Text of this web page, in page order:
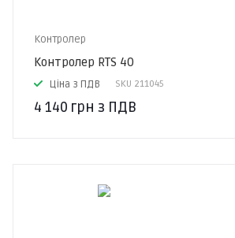
Контролер
Контролер RTS 40
Ціна з ПДВ SKU 211045
4 140 грн з ПДВ